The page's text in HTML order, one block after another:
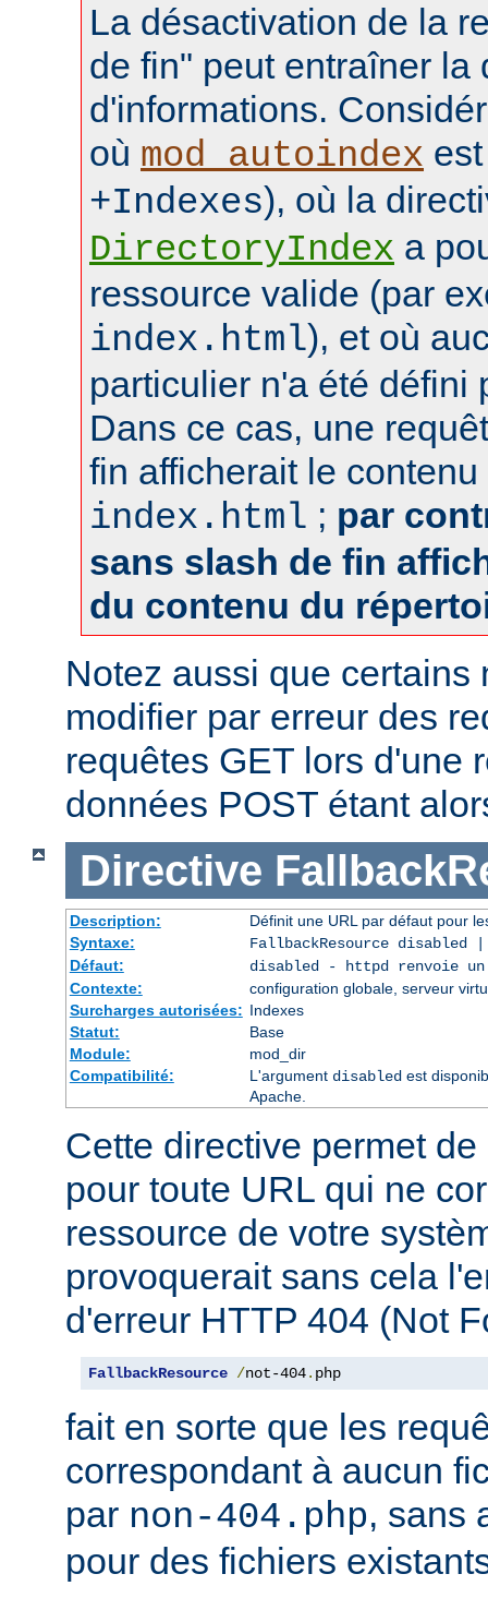
La désactivation de la
de fin" peut entraîner la
d'informations.
où mod_autoindex
+Indexes), où la
DirectoryIndex a
ressource valide (par
index.html), et où
particulier n'a été défini
Dans ce cas, une
fin afficherait le
index.html ; par
sans slash de fin
du contenu du
Notez aussi que certains
modifier par erreur des
requêtes GET lors d'une
données POST étant
Directive
Description:
Définit une URL par défaut pour
Syntaxe:
FallbackResource disabled
Défaut:
disabled - httpd renvoie un
Contexte:
configuration globale, serveur
Surcharges autorisées: Indexes
Statut:
Base
Module:
mod_dir
Compatibilité:
L'argument disabledest
Apache.
Cette directive permet
pour toute URL qui ne
ressource de votre
provoquerait sans cela
d'erreur HTTP 404 (Not
FallbackResource /not-404. php
fait en sorte que les
correspondant à aucun
par non-404.php, sans
pour des fichiers